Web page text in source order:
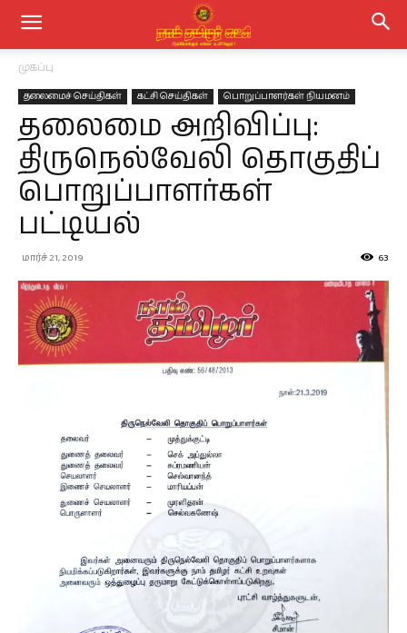
முகப்பு
தலைமைச் செய்திகள் கட்சி செய்திகள் பொறுப்பாளர்கள் நியமனம்
தலைமை அறிவிப்பு:
திருநெல்வேலி தொகுதிப்
பொறுப்பாளர்கள்
பட்டியல்
மார்ச் 21, 2019 63